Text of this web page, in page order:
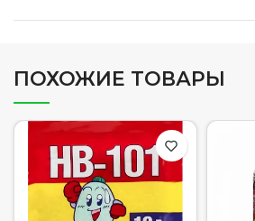
ПОХОЖИЕ ТОВАРЫ